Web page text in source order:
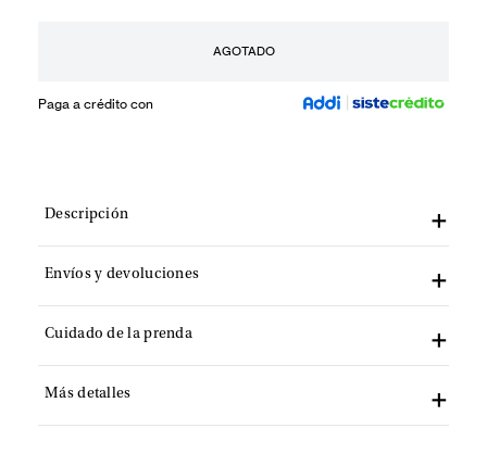
AGOTADO
Paga a crédito con
Descripción
Envíos y devoluciones
Cuidado de la prenda
Más detalles